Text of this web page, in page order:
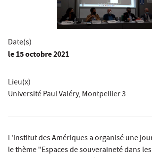
Date(s)
le15 octobre 2021
Lieu(x)
Université Paul Valéry, Montpellier 3
L'institut des Amériques a organisé une
le thème "Espaces de souveraineté dans